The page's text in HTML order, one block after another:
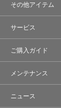
その他アイテム
サービス
ご購入ガイド
メンテナンス
ニュース